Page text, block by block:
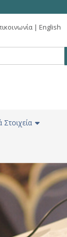
| English
Στοιχεία